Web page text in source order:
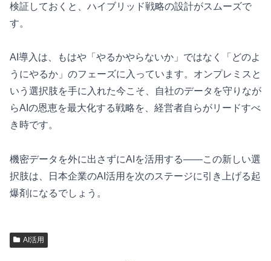
検証しておくと、ハイブリッド戦略の設計がスムーズで
す。
AI導入は、もはや「やるかやらないか」ではなく「どのよ
うにやるか」のフェーズに入っています。オンプレミスと
いう選択肢を手に入れた今こそ、自社のデータを守りなが
らAIの恩恵を最大化する戦略を、経営者自らがリードすべ
き時です。
機密データを外に出さずにAIを活用する——この新しい選
択肢は、日本企業のAI活用を次のステージに引き上げる起
爆剤になるでしょう。
AI活用